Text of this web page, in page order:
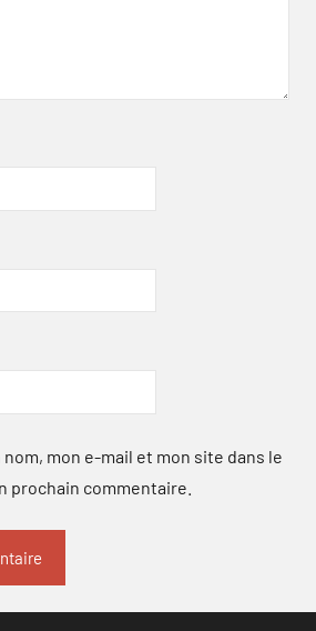
mon e-mail et mon site dans le
prochain commentaire.